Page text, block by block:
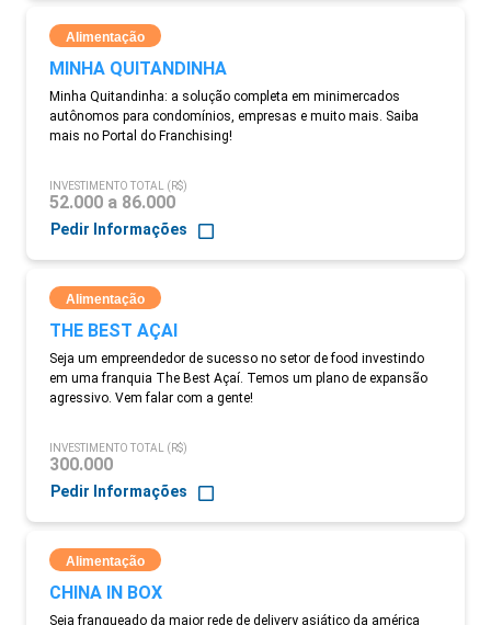
Alimentação
MINHA QUITANDINHA
Minha Quitandinha: a solução completa em minimercados
autônomos para condomínios, empresas e muito mais. Saiba
mais no Portal do Franchising!
INVESTIMENTO TOTAL (R$)
52.000 a 86.000
Pedir Informações
Alimentação
THE BEST AÇAI
Seja um empreendedor de sucesso no setor de food investindo
em uma franquia The Best Açaí. Temos um plano de expansão
agressivo. Vem falar com a gente!
INVESTIMENTO TOTAL (R$)
300.000
Pedir Informações
Alimentação
CHINA IN BOX
Seja franqueado da maior rede de delivery asiático da américa